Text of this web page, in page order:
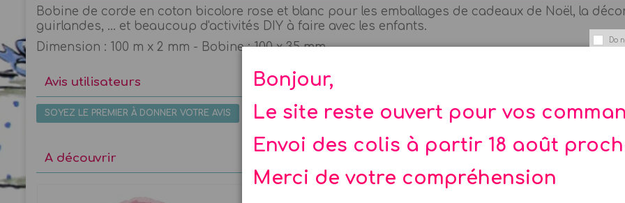
Do
Bonjour,
Le site reste ouvert pour vos
Envoi des colis à partir 18 août
Merci de votre compréhension
Bobine de corde en coton bicolore rose et blanc pour les emballages de cadeaux de Noël, la
guirlandes, ... et beaucoup d'activités DIY à faire avec les enfants.
Dimension : 100 m x 2 mm - Bobine : 100 x 35 mm
Avis utilisateurs
SOYEZ LE PREMIER À DONNER VOTRE AVIS
A découvrir